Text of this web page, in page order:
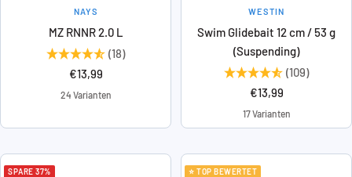
NAYS
MZ RNNR 2.0 L
(18)
Angebotspreis
€13,99
24 Varianten
WESTIN
Swim Glidebait 12 cm / 53 g
(Suspending)
(109)
Angebotspreis
€13,99
17 Varianten
SPARE 37%
⭐ TOP BEWERTET